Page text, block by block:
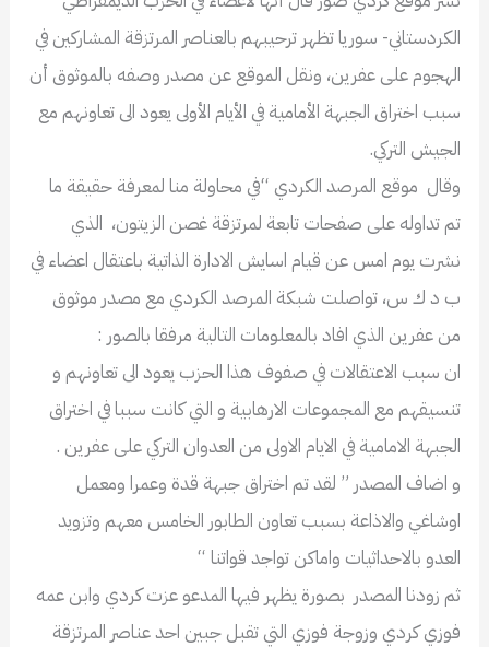
الكردستاني- سوريا تظهر ترحيبهم بالعناصر المرتزقة المشاركين في
الهجوم على عفرين، ونقل الموقع عن مصدر وصفه بالموثوق أن
سبب اختراق الجبهة الأمامية في الأيام الأولى يعود الى تعاونهم مع
الجيش التركي.
وقال موقع المرصد الكردي “في محاولة منا لمعرفة حقيقة ما
تم تداوله على صفحات تابعة لمرتزقة غصن الزيتون، الذي
نشرت يوم امس عن قيام اسايش الادارة الذاتية باعتقال اعضاء في
ب د ك س، تواصلت شبكة المرصد الكردي مع مصدر موثوق
من عفرين الذي افاد بالمعلومات التالية مرفقا بالصور :
ان سبب الاعتقالات في صفوف هذا الحزب يعود الى تعاونهم و
تنسيقهم مع المجموعات الارهابية و التي كانت سببا في اختراق
الجبهة الامامية في الايام الاولى من العدوان التركي على عفرين .
و اضاف المصدر ” لقد تم اختراق جبهة قدة وعمرا ومعمل
اوشاغي والاذاعة بسبب تعاون الطابور الخامس معهم وتزويد
العدو بالاحداثيات واماكن تواجد قواتنا “
ثم زودنا المصدر بصورة يظهر فيها المدعو عزت كردي وابن عمه
فوزي كردي وزوجة فوزي التي تقبل جبين احد عناصر المرتزقة